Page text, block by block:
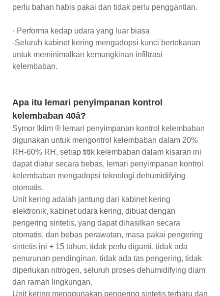
perlu bahan habis pakai dan tidak perlu penggantian.
· Performa kedap udara yang luar biasa
-Seluruh kabinet kering mengadopsi kunci bertekanan
untuk meminimalkan kemungkinan infiltrasi
kelembaban.
Apa itu lemari penyimpanan kontrol
kelembaban 40â?
Symor Iklim ® lemari penyimpanan kontrol kelembaban
digunakan untuk mengontrol kelembaban dalam 20%
RH-60% RH, setiap titik kelembaban dalam kisaran ini
dapat diatur secara bebas, lemari penyimpanan kontrol
kelembaban mengadopsi teknologi dehumidifying
otomatis.
Unit kering adalah jantung dari kabinet kering
elektronik, kabinet udara kering, dibuat dengan
pengering sintetis, yang dapat dihasilkan secara
otomatis, dan bebas perawatan, masa pakai pengering
sintetis ini + 15 tahun, tidak perlu diganti, tidak ada
penurunan pendinginan, tidak ada tas pengering, tidak
diperlukan nitrogen, seluruh proses dehumidifying diam
dan ramah lingkungan.
Unit kering menggunakan pengering sintetis terbaru dan